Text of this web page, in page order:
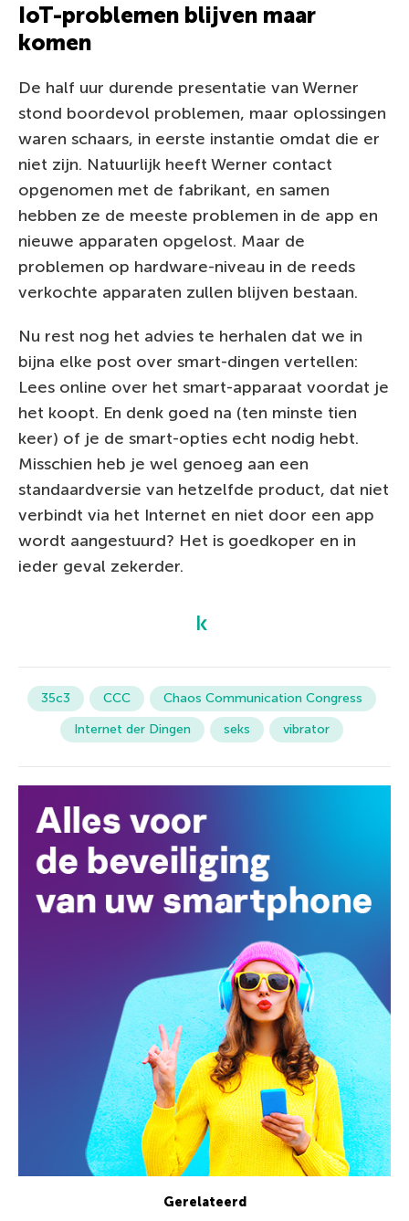
IoT-problemen blijven maar
komen
De half uur durende presentatie van Werner
stond boordevol problemen, maar oplossingen
waren schaars, in eerste instantie omdat die er
niet zijn. Natuurlijk heeft Werner contact
opgenomen met de fabrikant, en samen
hebben ze de meeste problemen in de app en
nieuwe apparaten opgelost. Maar de
problemen op hardware-niveau in de reeds
verkochte apparaten zullen blijven bestaan.
Nu rest nog het advies te herhalen dat we in
bijna elke post over smart-dingen vertellen:
Lees online over het smart-apparaat voordat je
het koopt. En denk goed na (ten minste tien
keer) of je de smart-opties echt nodig hebt.
Misschien heb je wel genoeg aan een
standaardversie van hetzelfde product, dat niet
verbindt via het Internet en niet door een app
wordt aangestuurd? Het is goedkoper en in
ieder geval zekerder.
35c3 CCC
Chaos Communication Congress
Internet der Dingen
seks vibrator
Gerelateerd